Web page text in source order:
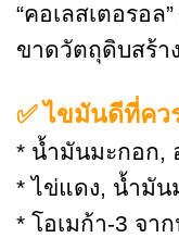
“คอเลสเตอรอ
ขาดวัตถุดิบสร้า
✅ ไขมันดีที่คว
* น้ำมันมะกอก,
* ไข่แดง, น้ำมัน
* โอเมก้า-3 จา